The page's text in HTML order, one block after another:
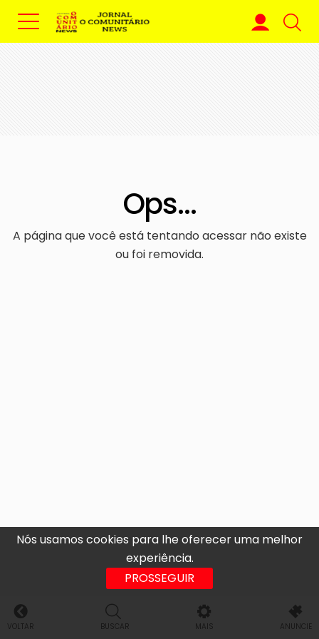
Nós usamos cookies para lhe oferecer uma melhor
experiência.
PROSSEGUIR
Ops...
A página que você está tentando acessar não existe
ou foi removida.
VOLTAR BUSCAR MAIS ANUNCIE